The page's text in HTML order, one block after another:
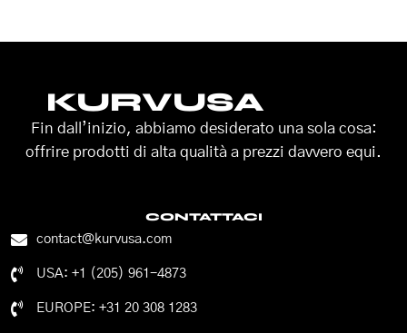
KURVUSA
Fin dall’inizio, abbiamo desiderato una sola cosa:
offrire prodotti di alta qualità a prezzi davvero equi.
CONTATTACI
contact@kurvusa.com
USA: +1 (205) 961-4873
EUROPE: +31 20 308 1283